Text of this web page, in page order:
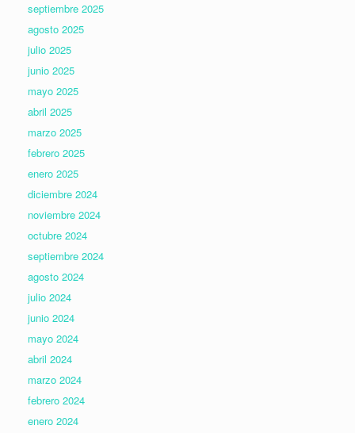
septiembre 2025
agosto 2025
julio 2025
junio 2025
mayo 2025
abril 2025
marzo 2025
febrero 2025
enero 2025
diciembre 2024
noviembre 2024
octubre 2024
septiembre 2024
agosto 2024
julio 2024
junio 2024
mayo 2024
abril 2024
marzo 2024
febrero 2024
enero 2024